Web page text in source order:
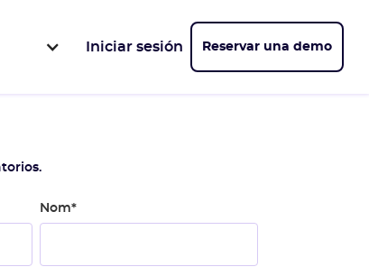
Iniciar sesión Reservar una demo
Nom*